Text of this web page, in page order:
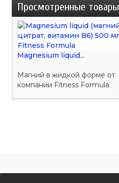
Просмотренные товары
Magnesium liquid...
Магний в жидкой форме от
компании Fitness Formula.